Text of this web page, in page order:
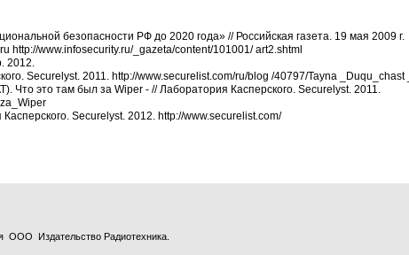
безопасности РФ до 2020 года» // Российская газета. 19 мая 2009 г.
http://www.infosecurity.ru/_gazeta/content/101001/ art2.shtml
2012.
Securelyst. 2011. http://www.securelist.com/ru/blog /40797/Tayna _Duqu_chast
Что это там был за Wiper - // Лаборатория Касперского. Securelyst. 2011.
Securelyst. 2012. http://www.securelist.com/
ООО Издательство Радиотехника.